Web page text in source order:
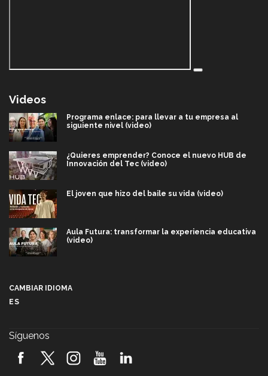
Videos
Programa enlace: para llevar a tu empresa al
siguiente nivel (video)
¿Quieres emprender? Conoce el nuevo HUB de
Innovación del Tec (video)
El joven que hizo del baile su vida (video)
Aula Futura: transformar la experiencia educativa
(video)
2026! (video)
CAMBIAR IDIOMA
ES
Síguenos